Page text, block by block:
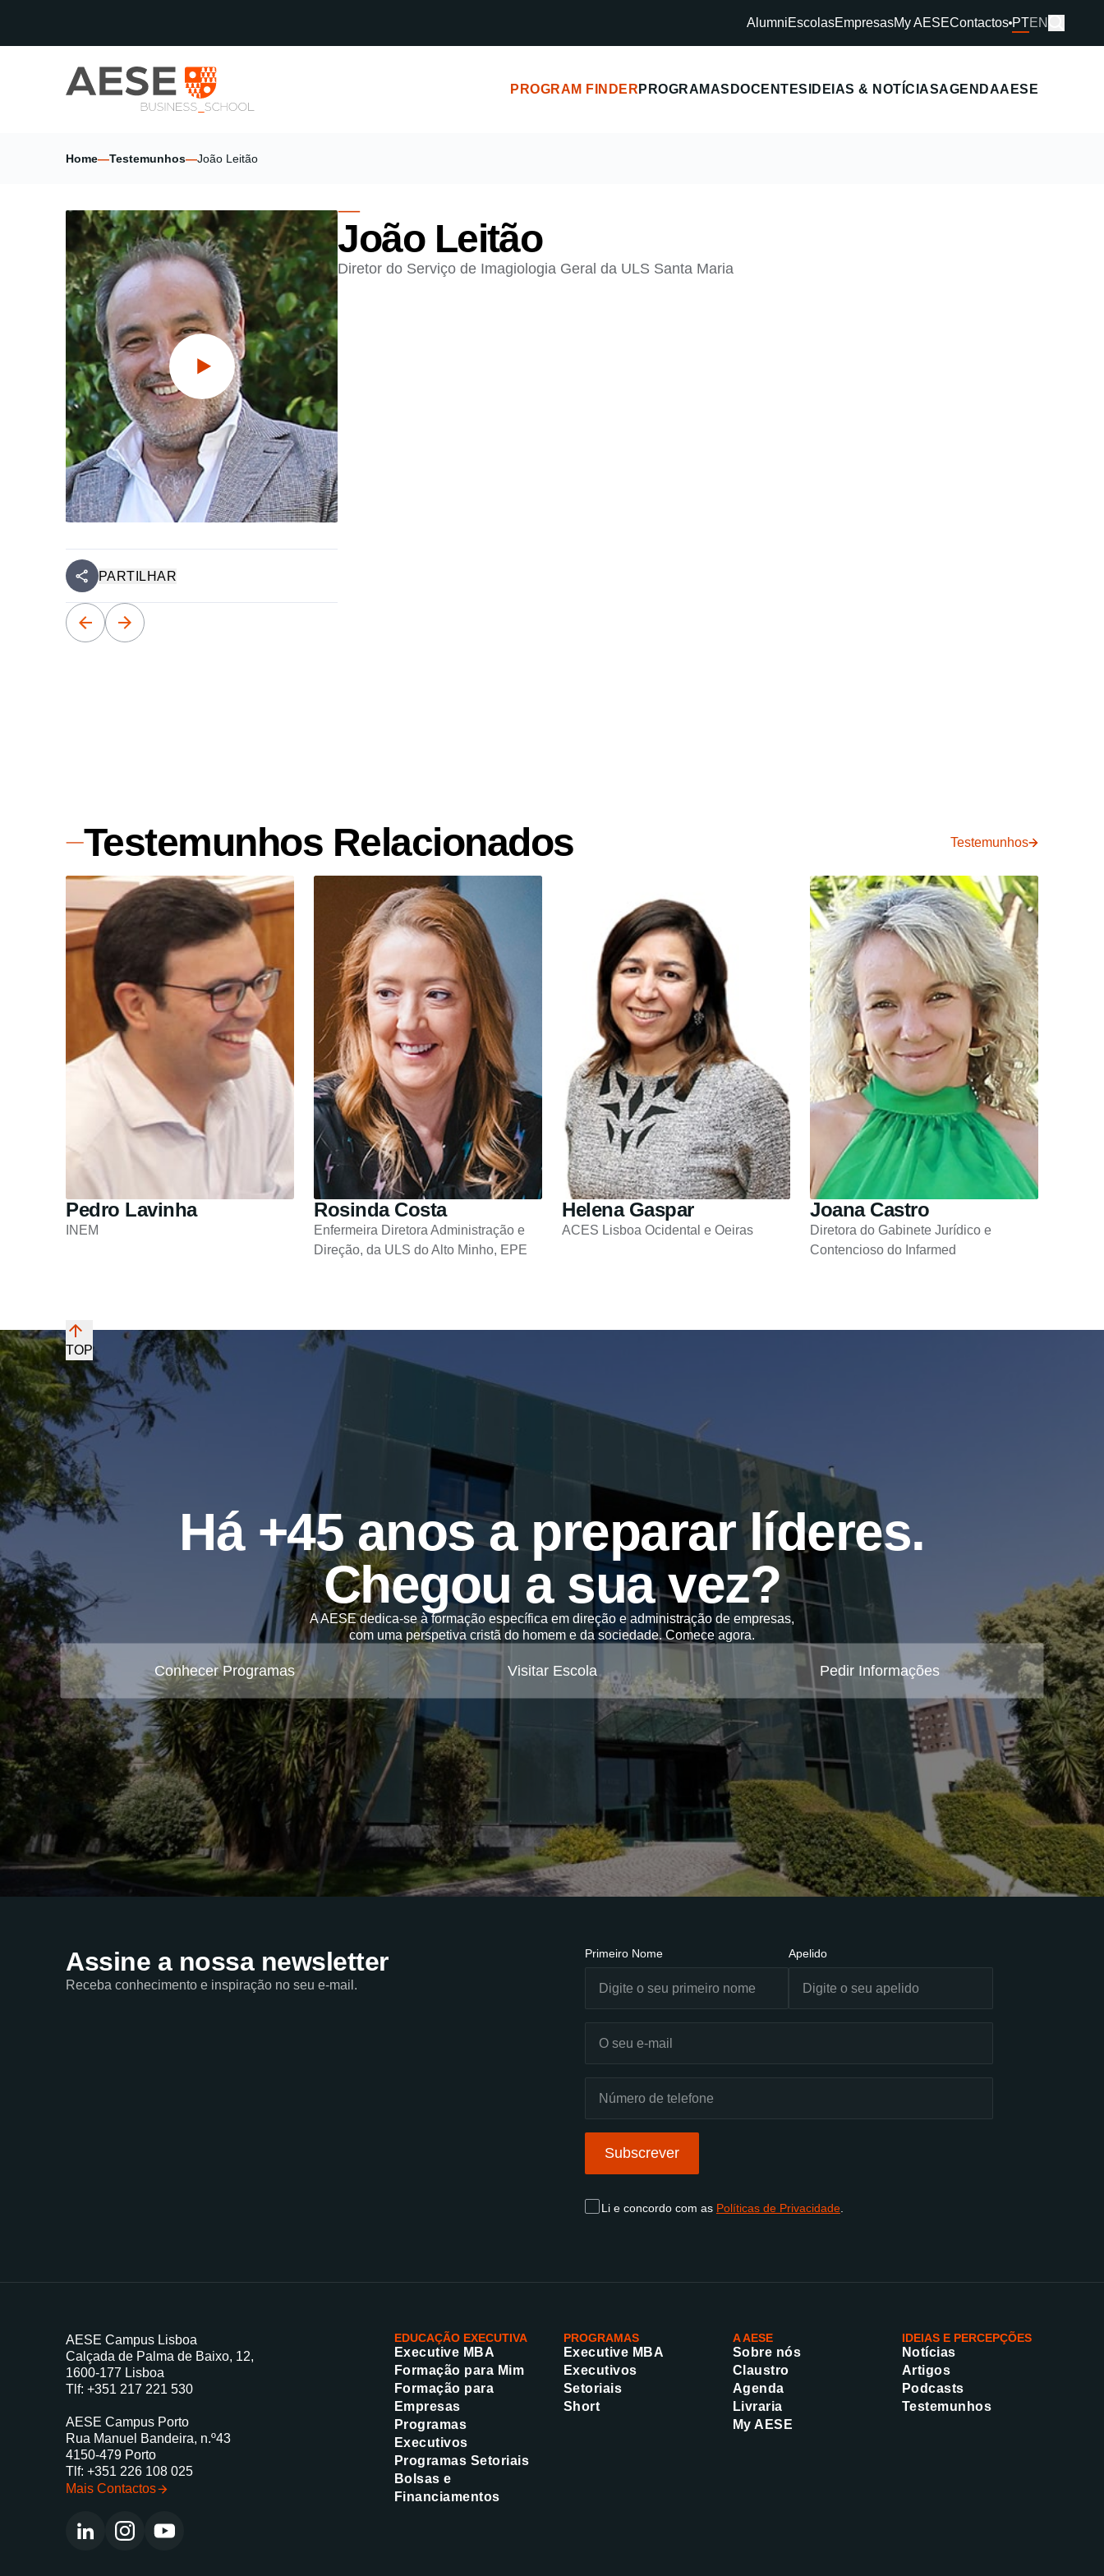
AlumniEscolasEmpresasMy AESEContactos PTEN
PROGRAM FINDER PROGRAMAS DOCENTES IDEIAS & NOTÍCIASAGENDAAESE
Home—Testemunhos—João Leitão
PARTILHAR
João Leitão
Diretor do Serviço de Imagiologia Geral da ULS Santa Maria
Testemunhos Relacionados Testemunhos
Pedro Lavinha
INEM
Rosinda Costa
Enfermeira Diretora Administração e
Direção, da ULS do Alto Minho, EPE
Helena Gaspar
ACES Lisboa Ocidental e Oeiras
Joana Castro
Diretora do Gabinete Jurídico e
Contencioso do Infarmed
TOP
Há +45 anos a preparar líderes.
Chegou a sua vez?
A AESE dedica-se à formação específica em direção e administração de empresas,
com uma perspetiva cristã do homem e da sociedade. Comece agora.
Conhecer Programas Visitar Escola Pedir Informações
Assine a nossa newsletter
Receba conhecimento e inspiração no seu e-mail.
Primeiro Nome Apelido
Subscrever
Li e concordo com as Políticas de Privacidade
AESE Campus Lisboa
Calçada de Palma de Baixo, 12,
1600-177 Lisboa
Tlf: +351 217 221 530
AESE Campus Porto
Rua Manuel Bandeira, n.º43
4150-479 Porto
Tlf: +351 226 108 025
Mais Contactos
EDUCAÇÃO EXECUTIVA
Executive MBA
Formação para Mim
Formação para
Empresas
Programas
Executivos
Programas Setoriais
Bolsas e
Financiamentos
PROGRAMAS
Executive MBA
Executivos
Setoriais
Short
A AESE
Sobre nós
Claustro
Agenda
Livraria
My AESE
IDEIAS E PERCEPÇÕES
Notícias
Artigos
Podcasts
Testemunhos